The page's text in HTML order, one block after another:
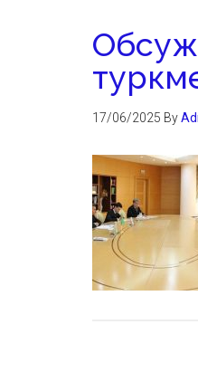
17/06/2025 By